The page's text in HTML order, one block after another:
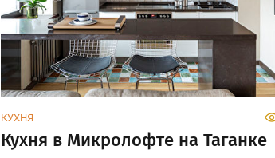
КУХНЯ
Кухня в Микролофте на Таганке